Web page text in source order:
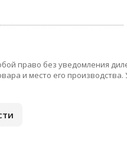
право без уведомления
и место его